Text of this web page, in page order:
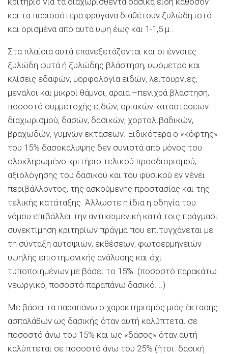
και τα περισσότερα φρύγανα διαθέτουν ξυλώδη ιστό
και ορισμένα από αυτά ύψη έως και 1-1,5 μ..
Στα πλαίσια αυτά επανεξετάζονται και οι έννοιες
ξυλώδη φυτά ή ξυλώδης βλάστηση, υψόμετρο και
κλίσεις εδαφών, μορφολογία ειδών, λειτουργίες,
μεγάλοι και μικροί θάμνοι, αραιά –πενιχρά βλάστηση,
ποσοστό συμμετοχής ειδών, οριακών καταστάσεων
διαχωρισμού, δασών, δασικών, χορτολιβαδικών,
βραχωδών, γυμνών εκτάσεων. Ειδικότερα ο «κόφτης»
του 15% δασοκάλυψης δεν συνιστά από μόνος του
ολοκληρωμένο κριτήριο τελικού προσδιορισμού,
αξιολόγησης του δασικού και του φυσικού εν γένει
περιβάλλοντος, της ασκούμενης προστασίας και της
τελικής κατάταξης. Άλλωστε η ίδια η οδηγία του
νόμου επιβάλλει την αντικειμενική κατά τοις πράγμασι
συνεκτίμηση κριτηρίων πράγμα που επιτυγχάνεται με
τη σύνταξη αυτοψιών, εκθέσεων, φωτοερμηνειών
υψηλής επιστημονικής ανάλυσης και όχι
τυποποιημένων με βάσει το 15%. (ποσοστό παρακάτω
γεωργικό, ποσοστό παραπάνω δασικό. ..)
Με βάσει τα παραπάνω ο χαρακτηρισμός μιάς έκτασης
ασπαλάθων ως δασικής όταν αυτή καλύπτεται σε
ποσοστό άνω του 15% και ως «δάσος» όταν αυτή
καλύπτεται σε ποσοστό άνω του 25% (ήτοι: δασική